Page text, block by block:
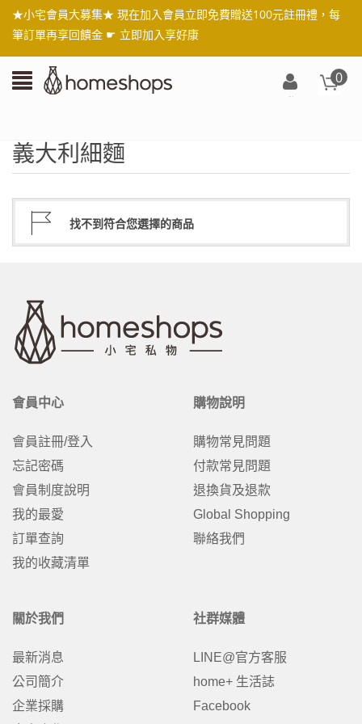
★小宅會員大募集★ 現在加入會員立即免費贈送100元註冊禮，每
筆訂單再享回饋金 ☛ 立即加入享好康
0
義大利細麵
找不到符合您選擇的商品
會員中心
會員註冊/登入
忘記密碼
會員制度說明
我的最愛
訂單查詢
我的收藏清單
購物說明
購物常見問題
付款常見問題
退換貨及退款
Global Shopping
聯絡我們
關於我們
最新消息
公司簡介
企業採購
社群媒體
LINE@官方客服
home+ 生活誌
Facebook